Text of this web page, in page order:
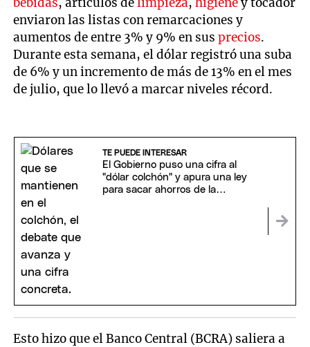
enviaron las listas con remarcaciones y
aumentos de entre 3% y 9% en susprecios.
Durante esta semana, el dólar registró una suba
de 6% y un incremento de más de 13% en el mes
de julio, que lo llevó a marcar niveles récord.
TE PUEDE INTERESAR
El Gobierno puso una cifra al
"dólar colchón" y apura una ley
para sacar ahorros de la
Esto hizo que el Banco Central (BCRA) saliera a